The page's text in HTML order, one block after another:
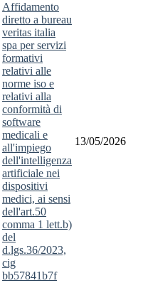
affidamento
diretto a bureau
veritas italia
spa per servizi
formativi
relativi alle
norme iso e
relativi alla
conformità di
software
medicali e
all'impiego
dell'intelligenza
artificiale nei
dispositivi
medici, ai sensi
dell'art.50
comma 1 lett.b)
del
d.lgs.36/2023,
cig
bb57841b7f
13/05/2026